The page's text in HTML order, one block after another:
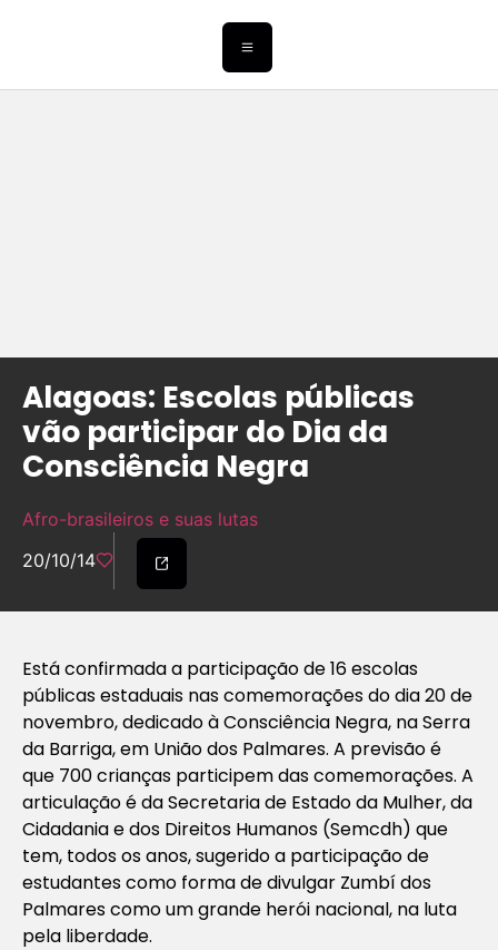
Alagoas: Escolas públicas
vão participar do Dia da
Consciência Negra
Afro-brasileiros e suas lutas
20/10/14
Está confirmada a participação de 16 escolas
públicas estaduais nas comemorações do dia 20 de
novembro, dedicado à Consciência Negra, na Serra
da Barriga, em União dos Palmares. A previsão é
que 700 crianças participem das comemorações. A
articulação é da Secretaria de Estado da Mulher, da
Cidadania e dos Direitos Humanos (Semcdh) que
tem, todos os anos, sugerido a participação de
estudantes como forma de divulgar Zumbí dos
Palmares como um grande herói nacional, na luta
pela liberdade.